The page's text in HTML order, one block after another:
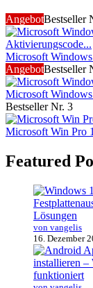
AngebotBestseller
Microsoft Windows
AngebotBestseller
Microsoft Windows
Bestseller Nr. 3
Microsoft Win Pro
Featured
Lösungen
von vangelis
16. Dezember
installieren
funktioniert